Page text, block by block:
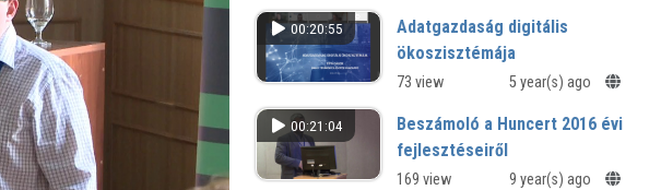
00:20:55
Adatgazdaság digitális
ökoszisztémája
73 view 5 year(s) ago
00:21:04
Beszámoló a Huncert 2016 évi
fejlesztéseiről
169 view 9 year(s) ago